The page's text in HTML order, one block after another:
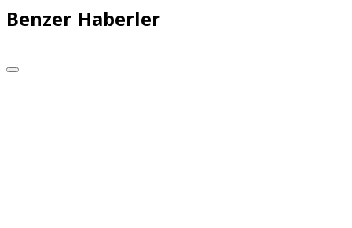
Benzer Haberler